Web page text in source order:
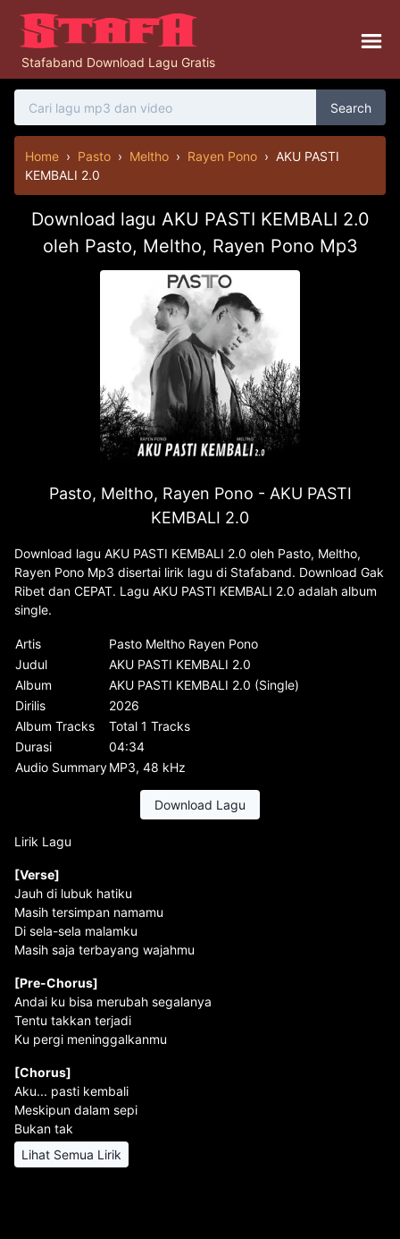
Stafaband Download Lagu Gratis
Search
Home › Pasto › Meltho › Rayen Pono › AKU PASTI
KEMBALI 2.0
Download lagu AKU PASTI KEMBALI 2.0
oleh Pasto, Meltho, Rayen Pono Mp3
Pasto, Meltho, Rayen Pono - AKU PASTI
KEMBALI 2.0
Download lagu AKU PASTI KEMBALI 2.0 oleh Pasto, Meltho,
Rayen Pono Mp3 disertai lirik lagu di Stafaband. Download Gak
Ribet dan CEPAT. Lagu AKU PASTI KEMBALI 2.0 adalah album
single.
Artis
Pasto Meltho Rayen Pono
Judul
AKU PASTI KEMBALI 2.0
Album
AKU PASTI KEMBALI 2.0 (Single)
Dirilis
2026
Album Tracks
Total 1 Tracks
Durasi
04:34
Audio SummaryMP3, 48 kHz
Download Lagu
Lirik Lagu
[Verse]
Jauh di lubuk hatiku
Masih tersimpan namamu
Di sela-sela malamku
Masih saja terbayang wajahmu
[Pre-Chorus]
Andai ku bisa merubah segalanya
Tentu takkan terjadi
Ku pergi meninggalkanmu
[Chorus]
Aku... pasti kembali
Meskipun dalam sepi
Bukan tak
Lihat Semua Lirik